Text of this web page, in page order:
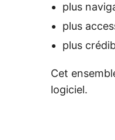
plus
plus
plus
Cet
logiciel.